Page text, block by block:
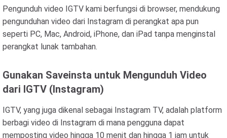
Pengunduh video IGTV kami berfungsi di browser, mendukung
pengunduhan video dari Instagram di perangkat apa pun
seperti PC, Mac, Android, iPhone, dan iPad tanpa menginstal
perangkat lunak tambahan.
Gunakan Saveinsta untuk Mengunduh Video
dari IGTV (Instagram)
IGTV, yang juga dikenal sebagai Instagram TV, adalah platform
berbagi video di Instagram di mana pengguna dapat
memposting video hingga 10 menit dan hingga 1 jam untuk